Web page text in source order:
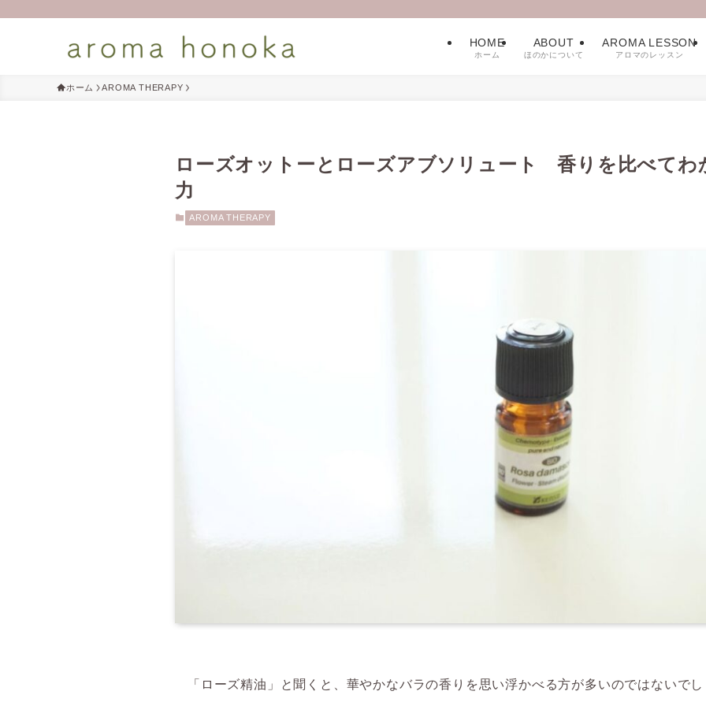
HOME
ホーム
ABOUT
ほのかについて
AROMA LESSON
アロマのレッスン
ホーム AROMA THERAPY
ローズオットーとローズアブソリュート 香りを比べてわ
力
AROMA THERAPY
「ローズ精油」と聞くと、華やかなバラの香りを思い浮かべる方が多いのではないで